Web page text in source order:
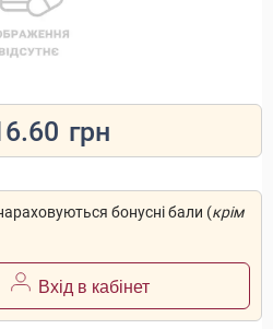
грн
бонусні бали (крім
Вхід в кабінет